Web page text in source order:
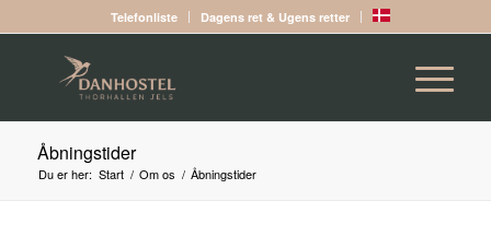
Telefonliste Dagens ret & Ugens retter
Åbningstider
Du er her: Start / Om os / Åbningstider